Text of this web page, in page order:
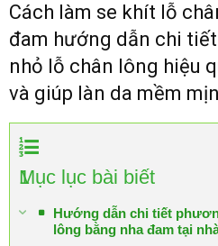
Cách làm se khít lỗ
đam hướng dẫn chi
nhỏ lỗ chân lông hiệu
và giúp làn da mềm
1
Mục lục bài biết
Hướng dẫn chi tiết
lông bằng nha đam tại